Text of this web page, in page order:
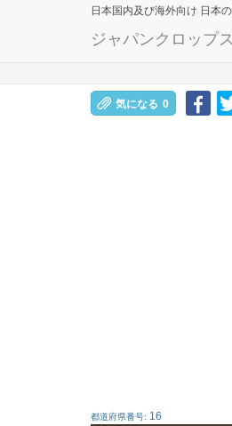
日本国内及び海外向け 日本
ジャパンクロップス
気になる 0
都道府県番号: 16